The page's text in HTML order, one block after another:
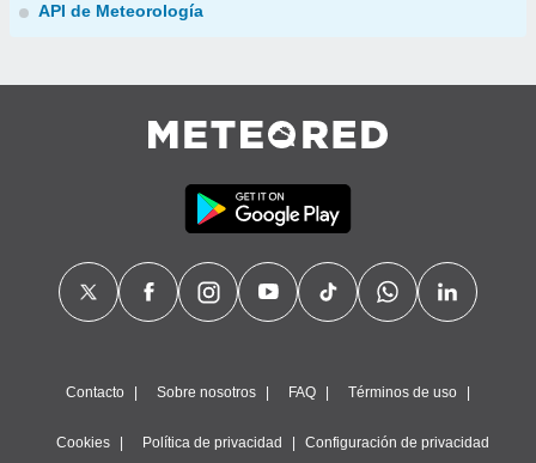
API de Meteorología
Contacto Sobre nosotros FAQ Términos de uso
Cookies Política de privacidad Configuración de privacidad